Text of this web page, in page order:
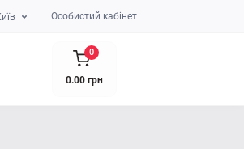
Особистий кабінет
0
0.00 грн